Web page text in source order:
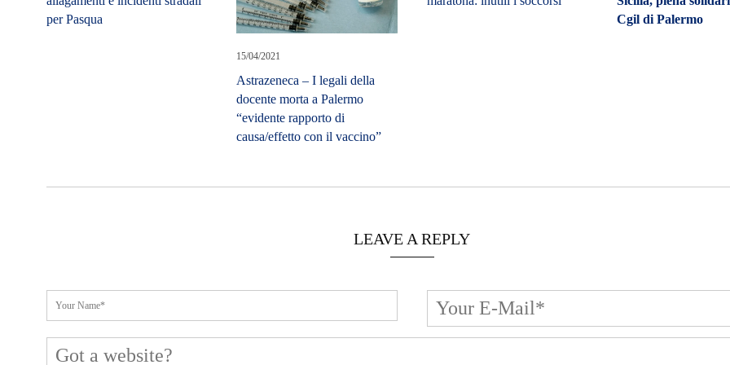
per Pasqua
15/04/2021
Astrazeneca – I legali della
docente morta a Palermo
“evidente rapporto di
causa/effetto con il vaccino”
Cgil di Palermo
LEAVE A REPLY